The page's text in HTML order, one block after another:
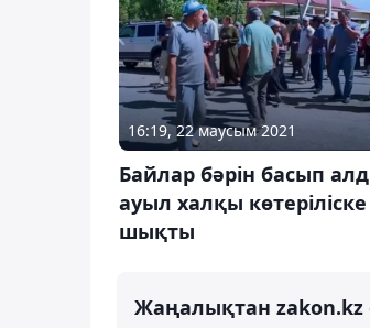
16:19, 22 маусым 2021
Байлар бәрін басып
ауыл халқы көтеріліске
шықты
Жаңалықтан zakon.kz